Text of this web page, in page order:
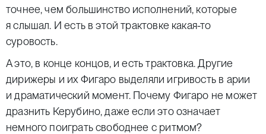
точнее, чем большинство исполнений, которые
я слышал. И есть в этой трактовке какая-то
суровость.
А это, в конце концов, и есть трактовка. Другие
дирижеры и их Фигаро выделяли игривость в арии
и драматический момент. Почему Фигаро не может
дразнить Керубино, даже если это означает
немного поиграть свободнее с ритмом?